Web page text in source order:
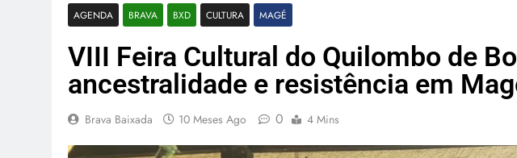
AGENDA BRAVA BXD CULTURA MAGÉ
VIII Feira Cultural do Quilombo de
ancestralidade e resistência em
Brava Baixada 10 Meses Ago 0 4 Mins